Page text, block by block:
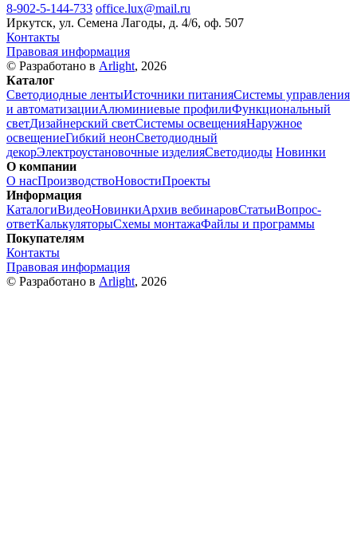
8-902-5-144-733 office.lux@mail.ru
Иркутск, ул. Семена Лагоды, д. 4/6, оф. 507
Контакты
Правовая информация
© Разработано в Arlight, 2026
Каталог
Светодиодные лентыИсточники питанияСистемы управления
и автоматизацииАлюминиевые профилиФункциональный
светДизайнерский светСистемы освещенияНаружное
освещениеГибкий неонСветодиодный
декорЭлектроустановочные изделияСветодиоды Новинки
О компании
О насПроизводствоНовостиПроекты
Информация
КаталогиВидеоНовинкиАрхив вебинаровСтатьиВопрос-
ответКалькуляторыСхемы монтажаФайлы и программы
Покупателям
Контакты
Правовая информация
© Разработано в Arlight, 2026